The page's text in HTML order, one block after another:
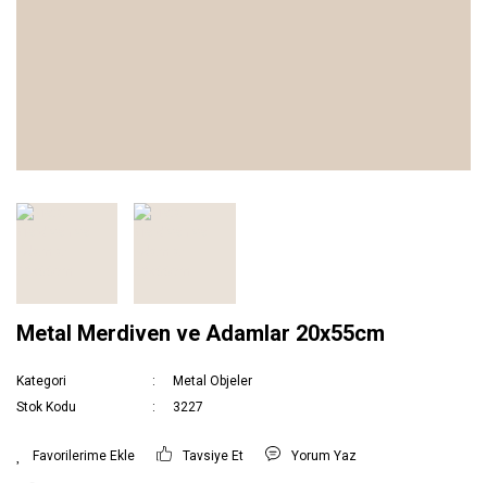
Metal Merdiven ve Adamlar 20x55cm
Kategori
Metal Objeler
Stok Kodu
3227
Tavsiye Et Yorum Yaz